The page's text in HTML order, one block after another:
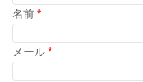
名前*
メール*